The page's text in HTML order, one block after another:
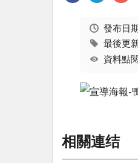
發布日
最後更
資料點
相關連结